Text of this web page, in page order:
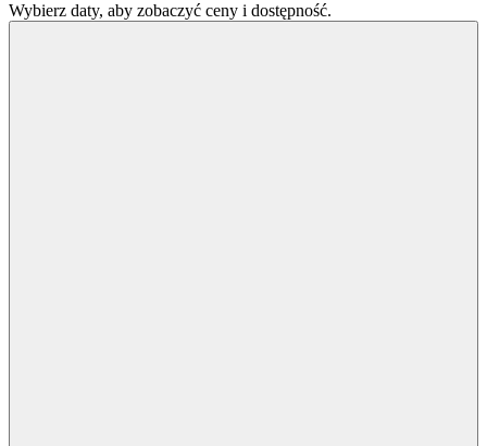
Wybierz daty, aby zobaczyć ceny i dostępność.